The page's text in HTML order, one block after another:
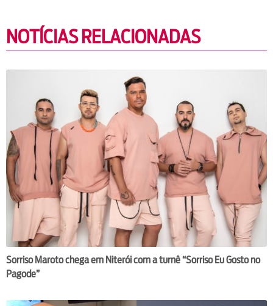
NOTÍCIAS RELACIONADAS
Sorriso Maroto chega em Niterói com a turnê “Sorriso Eu Gosto no
Pagode”